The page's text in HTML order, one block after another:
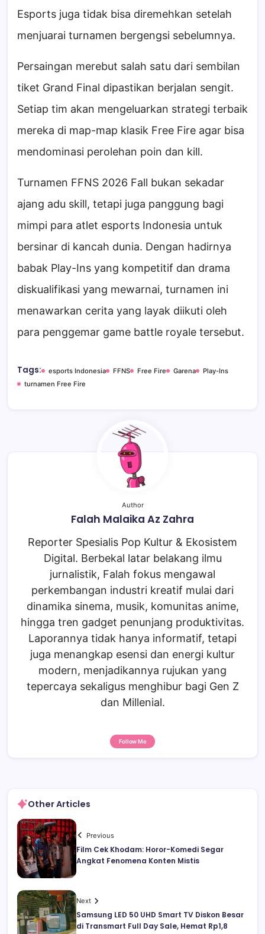
Esports juga tidak bisa diremehkan setelah
menjuarai turnamen bergengsi sebelumnya.
Persaingan merebut salah satu dari sembilan
tiket Grand Final dipastikan berjalan sengit.
Setiap tim akan mengeluarkan strategi terbaik
mereka di map-map klasik Free Fire agar bisa
mendominasi perolehan poin dan kill.
Turnamen FFNS 2026 Fall bukan sekadar
ajang adu skill, tetapi juga panggung bagi
mimpi para atlet esports Indonesia untuk
bersinar di kancah dunia. Dengan hadirnya
babak Play-Ins yang kompetitif dan drama
diskualifikasi yang mewarnai, turnamen ini
menawarkan cerita yang layak diikuti oleh
para penggemar game battle royale tersebut.
Tags: esports Indonesia FFNS Free Fire Garena
Play-Ins
turnamen Free Fire
Author
Falah Malaika Az Zahra
Reporter Spesialis Pop Kultur & Ekosistem
Digital. Berbekal latar belakang ilmu
jurnalistik, Falah fokus mengawal
perkembangan industri kreatif mulai dari
dinamika sinema, musik, komunitas anime,
hingga tren gadget penunjang produktivitas.
Laporannya tidak hanya informatif, tetapi
juga menangkap esensi dan energi kultur
modern, menjadikannya rujukan yang
tepercaya sekaligus menghibur bagi Gen Z
dan Millenial.
Follow Me
Other Articles
Previous
Film Cek Khodam: Horor-Komedi Segar
Angkat Fenomena Konten Mistis
Next
Samsung LED 50 UHD Smart TV Diskon Besar
di Transmart Full Day Sale, Hemat Rp1,8